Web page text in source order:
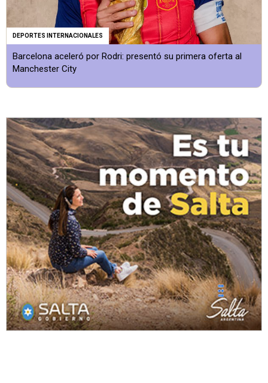
DEPORTES INTERNACIONALES
Barcelona aceleró por Rodri: presentó su primera oferta al
Manchester City